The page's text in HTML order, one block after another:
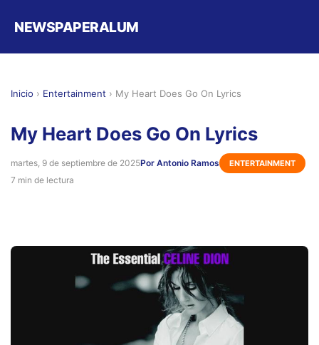
NEWSPAPERALUM
Inicio › Entertainment › My Heart Does Go On Lyrics
My Heart Does Go On Lyrics
martes, 9 de septiembre de 2025Por Antonio Ramos ENTERTAINMENT
7 min de lectura